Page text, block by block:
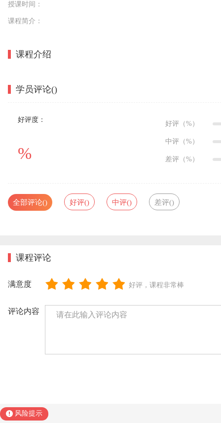
授课时间：
课程简介：
课程介绍
学员评论()
好评度：
%
好评（%）
中评（%）
差评（%）
全部评论() 好评() 中评() 差评()
课程评论
满意度 好评，课程非常棒
评论内容
风险提示